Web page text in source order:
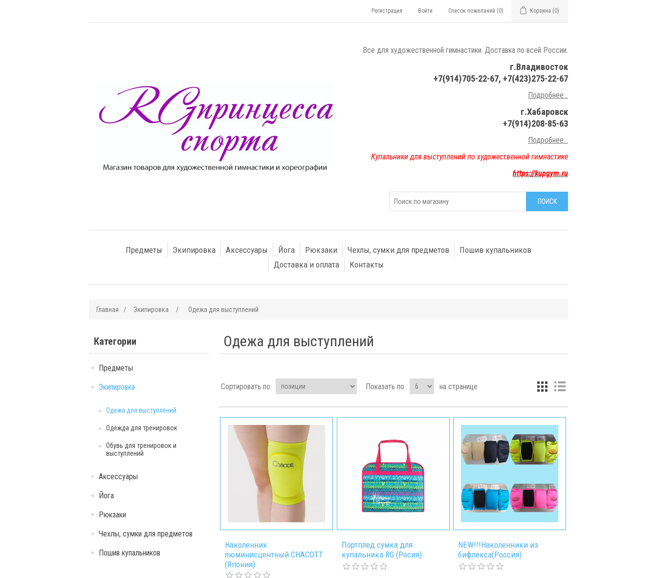
Регистрация Войти Список пожеланий (0) Корзина (0)
Все для художественной гимнастики. Доставка по всей России.
г.Владивосток
+7(914)705-22-67, +7(423)275-22-67
Подробнее...
г.Хабаровск
+7(914)208-85-63
Подробнее...
Купальники для выступлений по художественной гимнастике
https://kupgym.ru
Предметы Экипировка Аксессуары Йога Рюкзаки Чехлы, сумки для предметов
Пошив купальников
Доставка и оплата
Контакты
Главная / Экипировка / Одежа для выступлений
Категории
Предметы
Экипировка
Одежа для выступлений
Одежда для тренировок
Обувь для тренировок и
выступлений
Аксессуары
Йога
Рюкзаки
Чехлы, сумки для предметов
Пошив купальников
Одежа для выступлений
Сортировать по Показать по на странице
Наколенник
люминисцентный СНАСОТТ
(Япония)
Портплед сумка для
купальника RG (Росия)
NEW!!!Наколенники из
бифлекса(Россия)